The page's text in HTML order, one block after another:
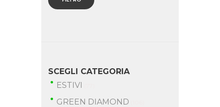
SCEGLI CATEGORIA
ESTIVI
GREEN DIAMOND